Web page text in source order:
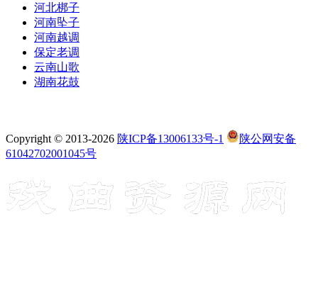
河北梆子
河南坠子
河南越调
保定老调
云南山歌
湖南花鼓
Copyright © 2013-2026 陕ICP备13006133号-1
陕公网安备
61042702001045号